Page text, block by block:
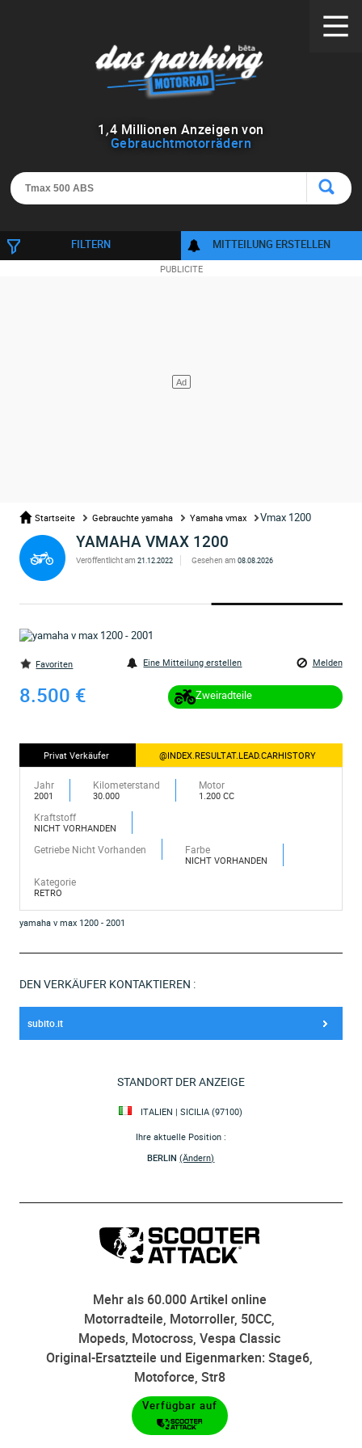
1 ,4 Millionen Anzeigen von
Gebrauchtmotorrädern
FILTERN MITTEILUNG ERSTELLEN
Startseite Gebrauchte yamaha Yamaha vmax Vmax 1200
YAMAHA VMAX 1200
Veröffentlicht am 21.12.2022 Gesehen am 08.08.2026
Favoriten Eine Mitteilung erstellen Melden
8.500 € Zweiradteile
Privat Verkäufer @INDEX.RESULTAT.LEAD.CARHISTORY
Jahr
2001
Kilometerstand
30.000
Motor
1.200 CC
Kraftstoff
NICHT VORHANDEN
Getriebe Nicht Vorhanden Farbe
NICHT VORHANDEN
Kategorie
RETRO
yamaha v max 1200 - 2001
DEN VERKÄUFER KONTAKTIEREN :
subito.it
STANDORT DER ANZEIGE
ITALIEN | SICILIA (97100)
Ihre aktuelle Position :
BERLIN(Ändern)
Mehr als 60.000 Artikel online
Motorradteile, Motorroller, 50CC,
Mopeds, Motocross, Vespa Classic
Original-Ersatzteile und Eigenmarken: Stage6,
Motoforce, Str8
Verfügbar auf